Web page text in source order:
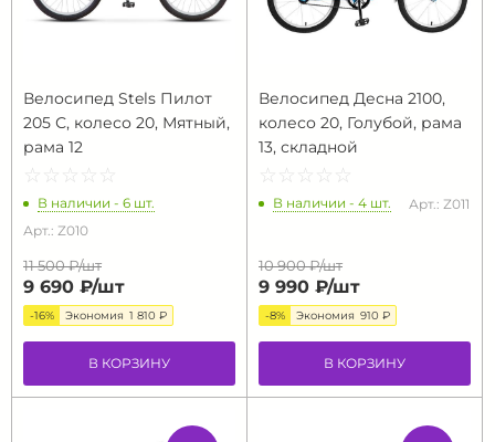
Велосипед Stels Пилот
205 С, колесо 20, Мятный,
рама 12
☆ ☆ ☆ ☆ ☆
★ ★ ★ ★ ★
В наличии - 6 шт.
Арт.: Z010
11 500 ₽/шт
9 690 ₽/шт
-16% Экономия 1 810 ₽
В КОРЗИНУ
Велосипед Десна 2100,
колесо 20, Голубой, рама
13, складной
☆ ☆ ☆ ☆ ☆
★ ★ ★ ★ ★
В наличии - 4 шт. Арт.: Z011
10 900 ₽/шт
9 990 ₽/шт
-8% Экономия 910 ₽
В КОРЗИНУ